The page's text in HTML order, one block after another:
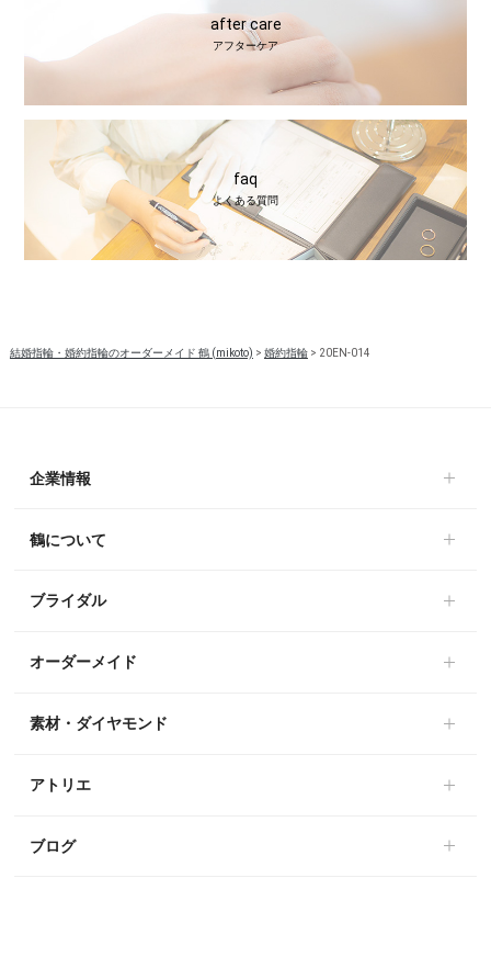
after care
アフターケア
faq
よくある質問
結婚指輪・婚約指輪のオーダーメイド 鶴 (mikoto) > 婚約指輪> 20EN-014
企業情報
鶴について
ブライダル
オーダーメイド
素材・ダイヤモンド
アトリエ
ブログ